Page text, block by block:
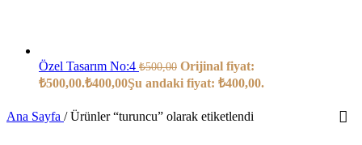
Özel Tasarım No:4 ₺500,00 Orijinal fiyat:
₺500,00.₺400,00Şu andaki fiyat: ₺400,00.
Ana Sayfa / Ürünler “turuncu” olarak etiketlendi